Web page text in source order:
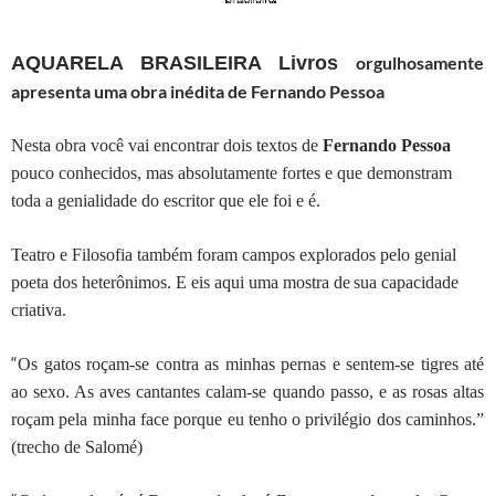
AQUARELA BRASILEIRA Livros orgulhosamente
apresenta uma obra inédita de Fernando Pessoa
Nesta obra você vai encontrar dois textos de Fernando Pessoa
pouco conhecidos, mas absolutamente fortes e que demonstram
toda a genialidade do escritor que ele foi e é.
Teatro e Filosofia também foram campos explorados pelo genial
poeta dos heterônimos. E eis aqui uma mostra desua capacidade
criativa.
“Os gatos roçam-se contra as minhas pernas e sentem-se tigres até
ao sexo. As aves cantantes calam-se quando passo, e as rosas altas
roçam pela minha face porque eu tenho o privilégio dos caminhos.”
(trecho de Salomé)